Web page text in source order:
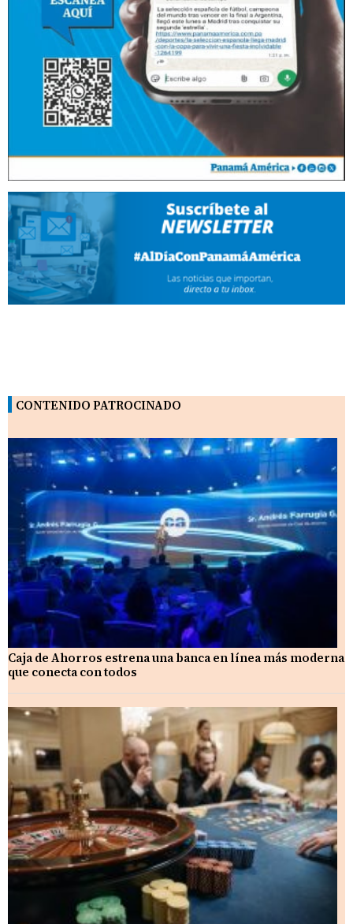
CONTENIDO PATROCINADO
Caja de Ahorros estrena una banca en línea más moderna
que conecta con todos